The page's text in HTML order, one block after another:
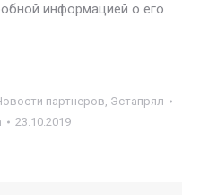
информацией о его
партнеров, Эстапрял
23.10.2019